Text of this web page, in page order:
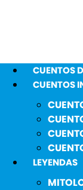
CUENTOS
CUENTOS
LEYENDAS